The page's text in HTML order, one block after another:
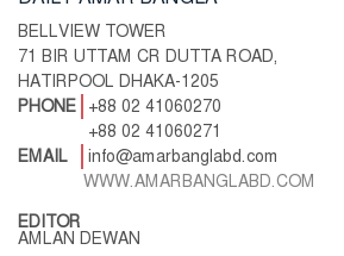
BELLVIEW TOWER
71 BIR UTTAM CR DUTTA ROAD,
HATIRPOOL DHAKA-1205
PHONE
+88 02 41060270
+88 02 41060271
EMAIL
info@amarbanglabd.com
WWW.AMARBANGLABD.COM
EDITOR
AMLAN DEWAN